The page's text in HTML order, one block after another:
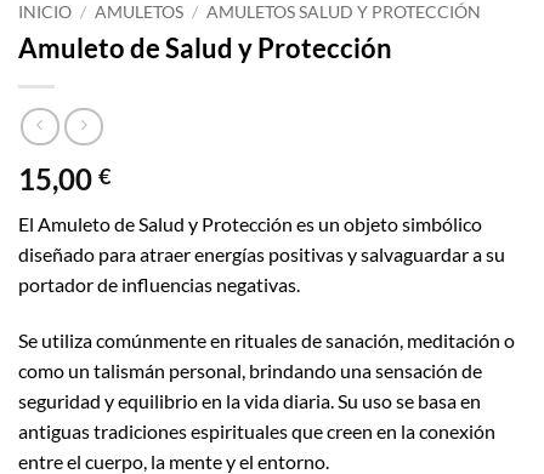
INICIO / AMULETOS / AMULETOS SALUD Y PROTECCIÓN
Amuleto de Salud y Protección
15,00 €
El Amuleto de Salud y Protección es un objeto simbólico
diseñado para atraer energías positivas y salvaguardar a su
portador de influencias negativas.
Se utiliza comúnmente en rituales de sanación, meditación o
como un talismán personal, brindando una sensación de
seguridad y equilibrio en la vida diaria. Su uso se basa en
antiguas tradiciones espirituales que creen en la conexión
entre el cuerpo, la mente y el entorno.